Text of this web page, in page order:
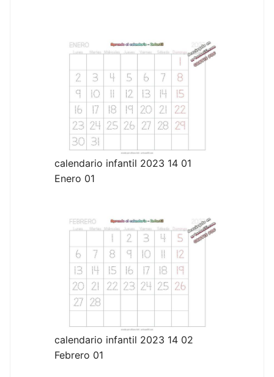
calendario infantil 2023 14 01
Enero 01
calendario infantil 2023 14 02
Febrero 01